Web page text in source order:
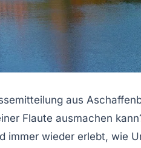
aus
Flaute ausmachen
immer wieder erlebt, wie